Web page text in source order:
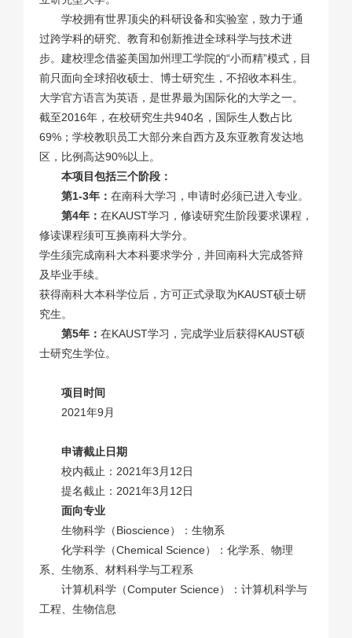
学校拥有世界顶尖的科研设备和实验室，致力于通
过跨学科的研究、教育和创新推进全球科学与技术进
步。建校理念借鉴美国加州理工学院的“小而精”模式，目
前只面向全球招收硕士、博士研究生，不招收本科生。
大学官方语言为英语，是世界最为国际化的大学之一。
截至2016年，在校研究生共940名，国际生人数占比
69%；学校教职员工大部分来自西方及东亚教育发达地
区，比例高达90%以上。
本项目包括三个阶段：
第1-3年： 在南科大学习，申请时必须已进入专业。
第4年： 在KAUST学习，修读研究生阶段要求课程，
修读课程须可互换南科大学分。
学生须完成南科大本科要求学分，并回南科大完成答辩
及毕业手续。
获得南科大本科学位后，方可正式录取为KAUST硕士研
究生。
第5年： 在KAUST学习，完成学业后获得KAUST硕
士研究生学位。
项目时间
2021年9月
申请截止日期
校内截止：2021年3月12日
提名截止：2021年3月12日
面向专业
生物科学（Bioscience）：生物系
化学科学（Chemical Science）：化学系、物理
系、生物系、材料科学与工程系
计算机科学（Computer Science）：计算机科学与
工程、生物信息